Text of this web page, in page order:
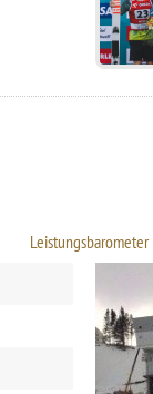
Leistungsbarometer